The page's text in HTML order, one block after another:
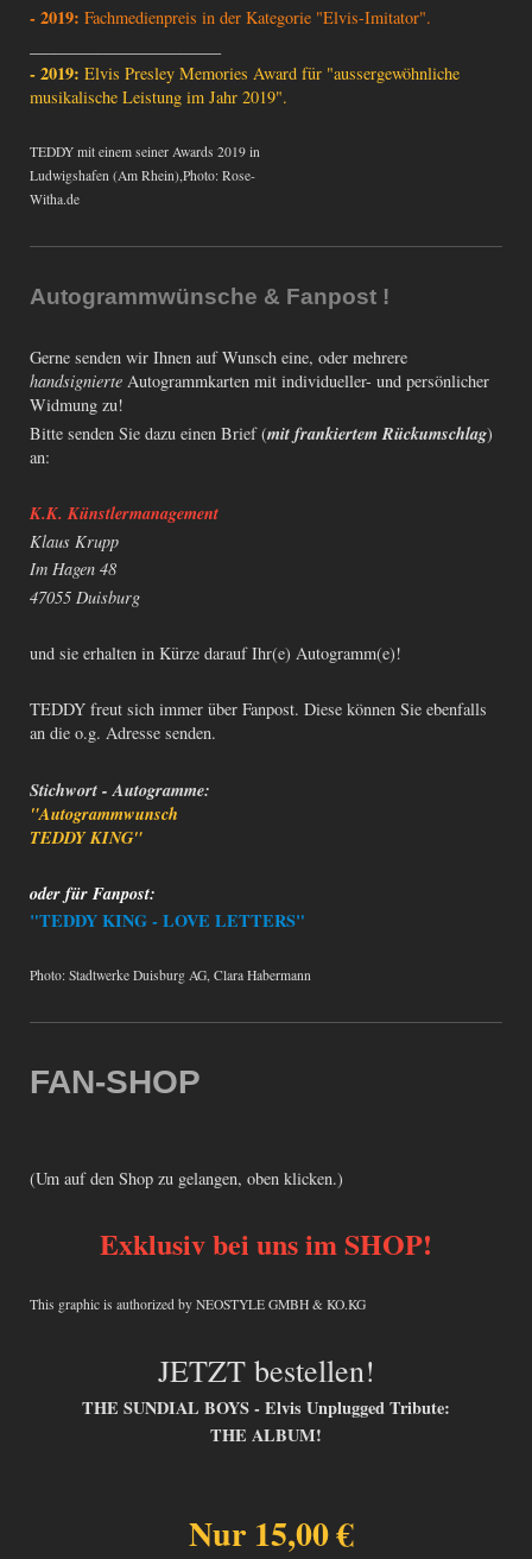
- 2019: Fachmedienpreis in der Kategorie "Elvis-Imitator".
- 2019: Elvis Presley Memories Award für "aussergewöhnliche
musikalische Leistung im Jahr 2019".
TEDDY mit einem seiner Awards 2019 in
Ludwigshafen (Am Rhein),Photo: Rose-
Witha.de
Autogrammwünsche & Fanpost !
Gerne senden wir Ihnen auf Wunsch eine, oder mehrere
handsignierte Autogrammkarten mit individueller- und persönlicher
Widmung zu!
Bitte senden Sie dazu einen Brief (mit frankiertem Rückumschlag)
an:
K.K. Künstlermanagement
Klaus Krupp
Im Hagen 48
47055 Duisburg
und sie erhalten in Kürze darauf Ihr(e) Autogramm(e)!
TEDDY freut sich immer über Fanpost. Diese können Sie ebenfalls
an die o.g. Adresse senden.
Stichwort - Autogramme:
"Autogrammwunsch
TEDDY KING"
oder für Fanpost:
"TEDDY KING - LOVE LETTERS"
Photo: Stadtwerke Duisburg AG, Clara Habermann
FAN-SHOP
(Um auf den Shop zu gelangen, oben klicken.)
Exklusiv bei uns im SHOP!
This graphic is authorized by NEOSTYLE GMBH & KO.KG
JETZT bestellen!
THE SUNDIAL BOYS - Elvis Unplugged Tribute:
THE ALBUM!
Nur 15,00 €